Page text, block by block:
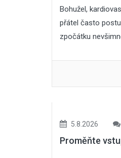
Bohužel,
přátel často
zpočátku
5.8.2026
Proměňte